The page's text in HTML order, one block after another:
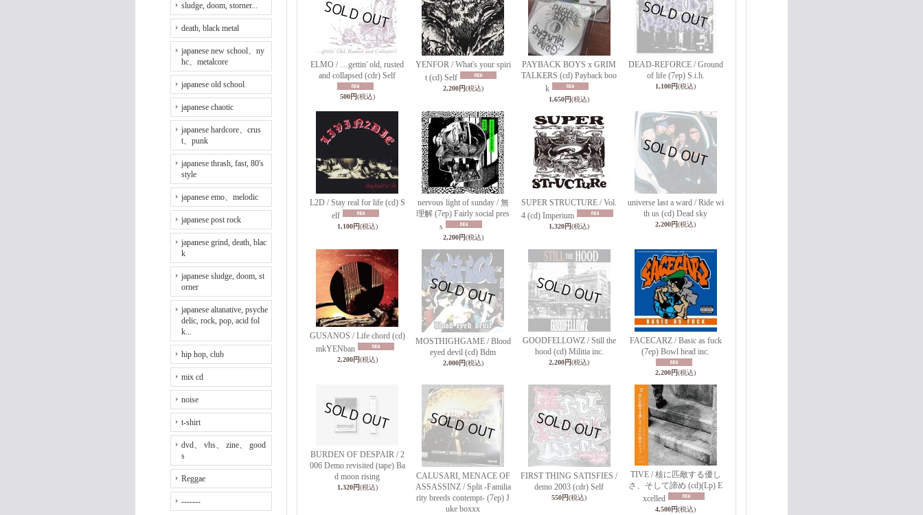
sludge, doom, storner...
death, black metal
japanese new school、ny
hc、metalcore
japanese old school
japanese chaotic
japanese hardcore、crus
t、punk
japanese thrash, fast, 80's
style
japanese emo、melodic
japanese post rock
japanese grind, death, blac
k
japanese sludge, doom, st
orner
japanese altanative, psyche
delic, rock, pop, acid fol
k...
hip hop, club
mix cd
noise
t-shirt
dvd、 vhs、 zine、 good
s
Reggae
-------
ELMO / …gettin' old, rusted
and collapsed (cdr) Self
500円(税込)
YENFOR / What's your spiri
t (cd) Self
2,200円(税込)
PAYBACK BOYS x GRIM
TALKERS (cd) Payback boo
k
1,650円(税込)
DEAD-REFORCE / Ground
of life (7ep) S.i.h.
1,100円(税込)
L2D / Stay real for life (cd) S
elf
1,100円(税込)
nervous light of sunday / 無
理解 (7ep) Fairly social pres
s
2,200円(税込)
SUPER STRUCTURE / Vol.
4 (cd) Imperium
1,320円(税込)
universe last a ward / Ride wi
th us (cd) Dead sky
2,200円(税込)
GUSANOS / Life chord (cd)
mkYENban
2,200円(税込)
MOSTHIGHGAME / Blood
eyed devil (cd) Bdm
2,000円(税込)
GOODFELLOWZ / Still the
hood (cd) Militia inc.
2,200円(税込)
FACECARZ / Basic as fuck
(7ep) Bowl head inc.
2,200円(税込)
BURDEN OF DESPAIR / 2
006 Demo revisited (tape) Ba
d moon rising
1,320円(税込)
CALUSARI, MENACE OF
ASSASSINZ / Split -Familia
rity breeds contempt- (7ep) J
uke boxxx
FIRST THING SATISFIES /
demo 2003 (cdr) Self
550円(税込)
TIVE / 核に匹敵する優し
さ、そして諦め (cd)(Lp) E
xcelled
4,500円(税込)